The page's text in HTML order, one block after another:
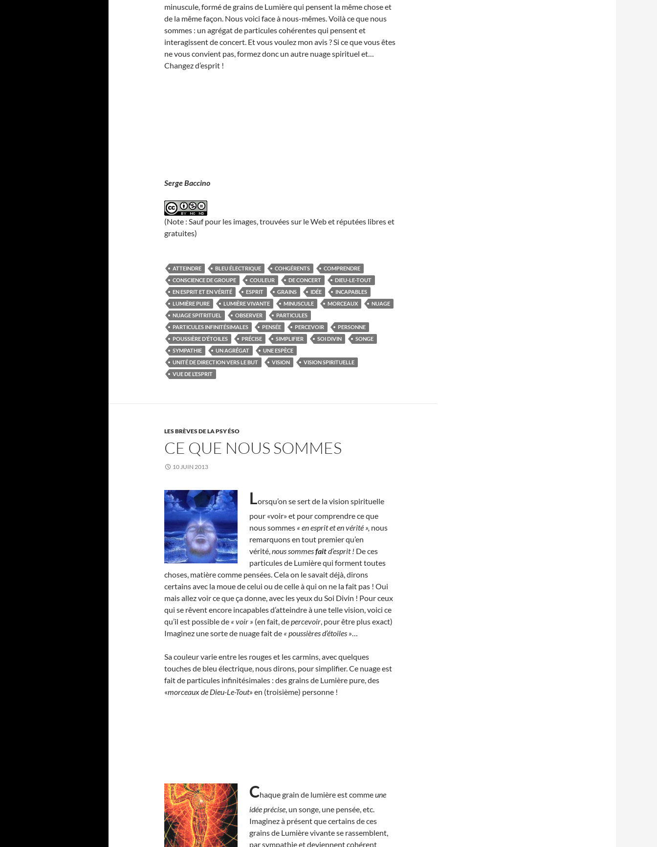
minuscule, formé de grains de Lumière qui pensent la même chose et
de la même façon. Nous voici face à nous-mêmes. Voilà ce que nous
sommes : un agrégat de particules cohérentes qui pensent et
interagissent de concert. Et vous voulez mon avis ? Si ce que vous êtes
ne vous convient pas, formez donc un autre nuage spirituel et…
Changez d’esprit !
Serge Baccino
(Note : Sauf pour les images, trouvées sur le Web et réputées libres et
gratuites)
ATTEINDRE BLEU ÉLECTRIQUE COHGÉRENTS
COMPRENDRE
CONSCIENCE DE GROUPE
COULEUR DE CONCERT
DIEU-LE-TOUT
EN ESPRIT ET EN VÉRITÉ
ESPRIT GRAINS IDÉE
INCAPABLES
LUMIÈRE PURE
LUMIÈRE VIVANTE MINUSCULE MORCEAUX
NUAGE
NUAGE SPITRITUEL
OBSERVER
PARTICULES
PARTICULES INFINITÉSIMALES
PENSÉE PERCEVOIR
PERSONNE
POUSSIÈRE D’ÉTOILES
PRÉCISE SIMPLIFIER SOI DIVIN
SONGE
SYMPATHIE
UN AGRÉGAT
UNE ESPÈCE
UNITÉ DE DIRECTION VERS LE BUT
VISION
VISION SPIRITUELLE
VUE DE L’ESPRIT
LES BRÈVES DE LA PSY ÉSO
CE QUE NOUS SOMMES
10 JUIN 2013
Lorsqu’on se sert de la vision spirituelle
pour «voir» et pour comprendre ce que
nous sommes « en esprit et en vérité », nous
remarquons en tout premier qu’en
vérité,nous sommesfaitd’esprit ! De ces
particules de Lumière qui forment toutes
choses, matière comme pensées. Cela on le savait déjà, dirons
certains avec la moue de celui ou de celle à qui on ne la fait pas ! Oui
mais allez voir ce que ça donne, avec les yeux du Soi Divin ! Pour ceux
qui se rêvent encore incapables d’atteindre à une telle vision, voici ce
qu’il est possible de « voir » (en fait, depercevoir, pour être plus exact)
Imaginez une sorte de nuage fait de « poussières d’étoiles »…
Sa couleur varie entre les rouges et les carmins, avec quelques
touches de bleu électrique, nous dirons, pour simplifier. Ce nuage est
fait de particules infinitésimales : des grains de Lumière pure, des
«morceaux de Dieu-Le-Tout» en (troisième) personne !
Chaque grain de lumière est commeune
idée précise, un songe, une pensée, etc.
Imaginez à présent que certains de ces
grains de Lumière vivante se rassemblent,
par sympathie et deviennent cohérent